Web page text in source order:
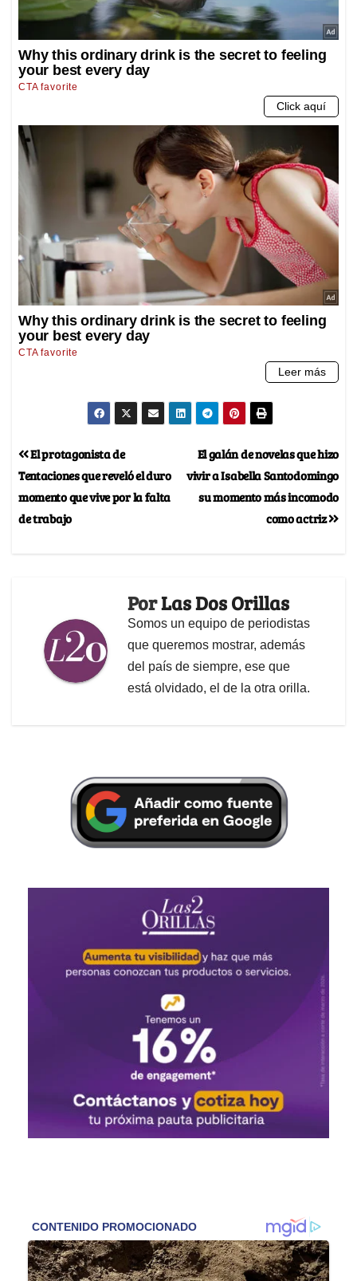
El galán de novelas que hizo
vivir a Isabella Santodomingo
su momento más incomodo
como actriz
El protagonista de
Tentaciones que reveló el duro
momento que vive por la falta
de trabajo
PorLas Dos Orillas
Somos un equipo de periodistas
que queremos mostrar, además
del país de siempre, ese que
está olvidado, el de la otra orilla.